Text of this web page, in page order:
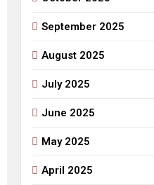
September 2025
August 2025
July 2025
June 2025
May 2025
April 2025